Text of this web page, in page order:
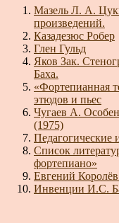
Мазель Л. А.
произведений.
Казадезюс Робер
Глен Гульд
Яков Зак.
Баха.
«Фортепианная
этюдов и пьес
Чугаев А.
(1975)
Педагогические
Список
фортепиано»
Евгений
Инвенции И.С.